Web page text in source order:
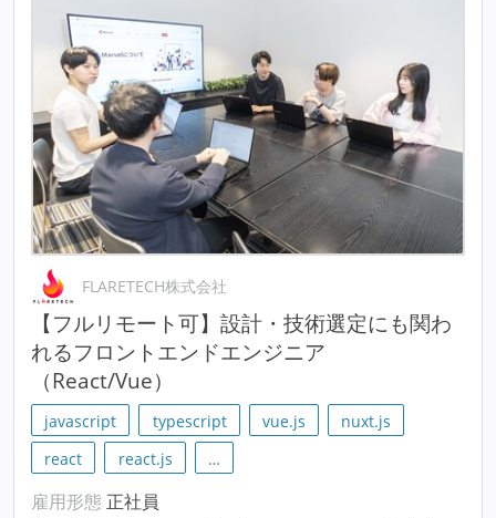
FLARETECH株式会社
【フルリモート可】設計・技術選定にも関わ
れるフロントエンドエンジニア
（React/Vue）
javascript typescript vue.js
nuxt.js
react
react.js …
雇用形態 正社員